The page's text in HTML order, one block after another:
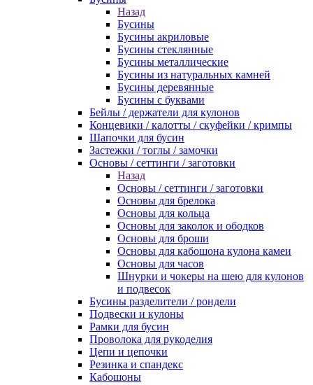
Назад
Бусины
Бусины акриловые
Бусины стеклянные
Бусины металлические
Бусины из натуральных камней
Бусины деревянные
Бусины с буквами
Бейлы / держатели для кулонов
Концевики / калотты / скуфейки / кримпы
Шапочки для бусин
Застежки / тоглы / замочки
Основы / сеттинги / заготовки
Назад
Основы / сеттинги / заготовки
Основы для брелока
Основы для кольца
Основы для заколок и ободков
Основы для броши
Основы для кабошона кулона камеи
Основы для часов
Шнурки и чокеры на шею для кулонов
и подвесок
Бусины разделители / рондели
Подвески и кулоны
Рамки для бусин
Проволока для рукоделия
Цепи и цепочки
Резинка и спандекс
Кабошоны